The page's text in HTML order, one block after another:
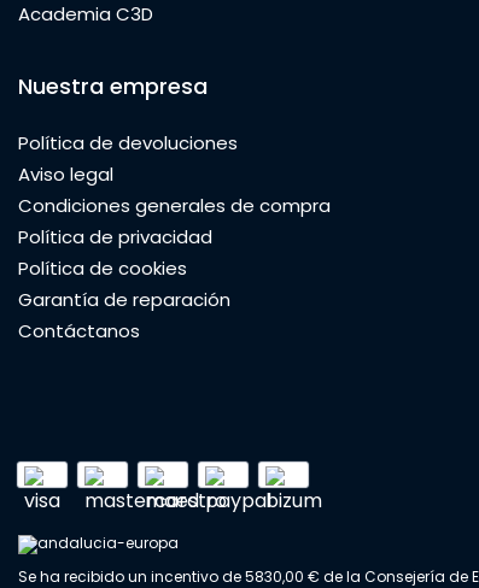
Academia C3D
Nuestra empresa
Política de devoluciones
Aviso legal
Condiciones generales de compra
Política de privacidad
Política de cookies
Garantía de reparación
Contáctanos
Se ha recibido un incentivo de 5830,00 € de la Consejería